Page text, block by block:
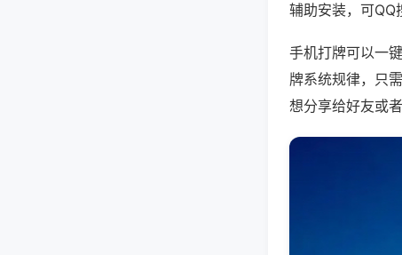
辅助安装，可
手机打牌可以一
牌系统规律，只
想分享给好友或